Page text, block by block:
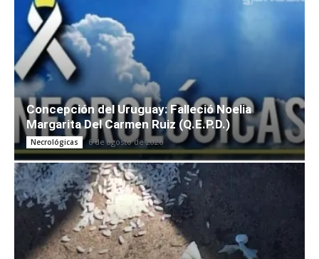
Concepción del Uruguay: Falleció Noelia
Margarita Del Carmen Ruiz (Q.E.P.D.)
Necrológicas 6 de agosto de 2026